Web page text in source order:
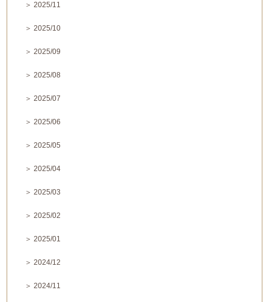
＞ 2025/11
＞ 2025/10
＞ 2025/09
＞ 2025/08
＞ 2025/07
＞ 2025/06
＞ 2025/05
＞ 2025/04
＞ 2025/03
＞ 2025/02
＞ 2025/01
＞ 2024/12
＞ 2024/11